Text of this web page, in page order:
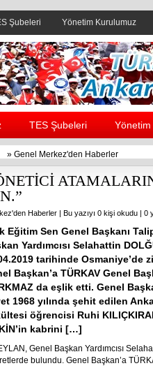
Şubeleri Yönetim Kurulumuz
Header yanı reklam alanı
TES Şubeleri
» Genel Merkez'den Haberler
Haberler | Bu yazıyı 0 kişi okudu | 0
Eğitim Sen Genel Başkanı
Yardımcısı Selahattin
tarihinde Osmaniye’de
Başkan’a TÜRKAV Genel
da eşlik etti. Genel
1968 yılında şehit edilen
öğrencisi Ruhi
kabrini […]
Genel Başkan Yardımcısı
bulundu. Genel Başkan’a